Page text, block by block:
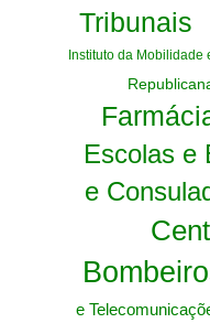
Tribunais
Instituto da Mobilidade
Escolas e
e
e